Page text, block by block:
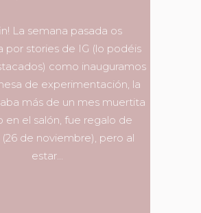
La semana pasada os
por stories de IG (lo podéis
como inauguramos
de experimentación, la
más de un mes muertita
en el salón, fue regalo de
de noviembre), pero al
estar...